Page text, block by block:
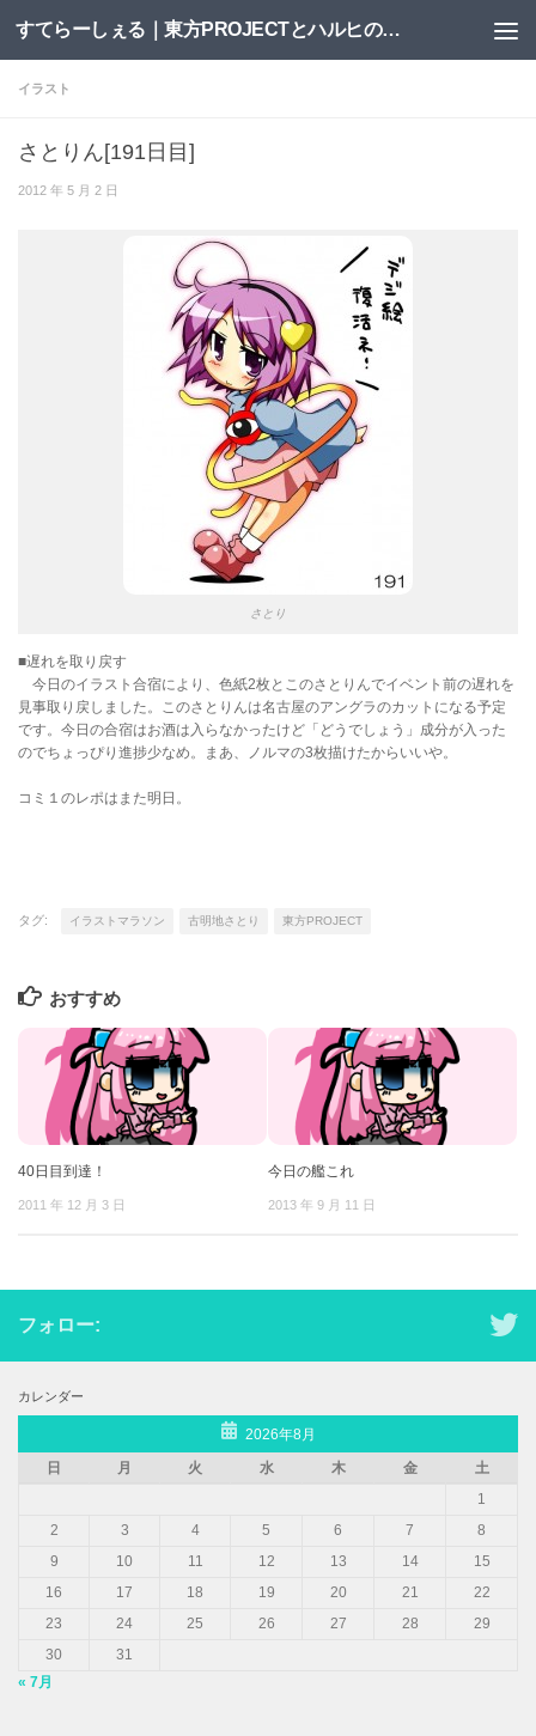
コンテンツへスキップ すてらーしぇる｜東方PROJECTとハルヒの二次創作サイト
イラスト
さとりん[191日目]
2012 年 5 月 2 日
さとり
■遅れを取り戻す
今日のイラスト合宿により、色紙2枚とこのさとりんでイベント前の遅れを
見事取り戻しました。このさとりんは名古屋のアングラのカットになる予定
です。今日の合宿はお酒は入らなかったけど「どうでしょう」成分が入った
のでちょっぴり進捗少なめ。まあ、ノルマの3枚描けたからいいや。
コミ１のレポはまた明日。
タグ: イラストマラソン 古明地さとり 東方PROJECT
おすすめ
40日目到達！
2011 年 12 月 3 日
今日の艦これ
2013 年 9 月 11 日
フォロー:
カレンダー
2026年8月
日
月 火 水 木 金
土
1
2
3 4 5 6 7
8
9
10 11 12 13 14
15
16
17 18 19 20 21
22
23
24 25 26 27 28
29
30
31
« 7月